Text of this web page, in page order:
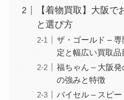
【着物買取】大阪
と選び方
ザ・ゴールド –
定と幅広い買取品
福ちゃん – 大阪
の強みと特徴
バイセル – スピ